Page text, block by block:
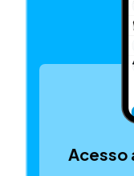
Acesso